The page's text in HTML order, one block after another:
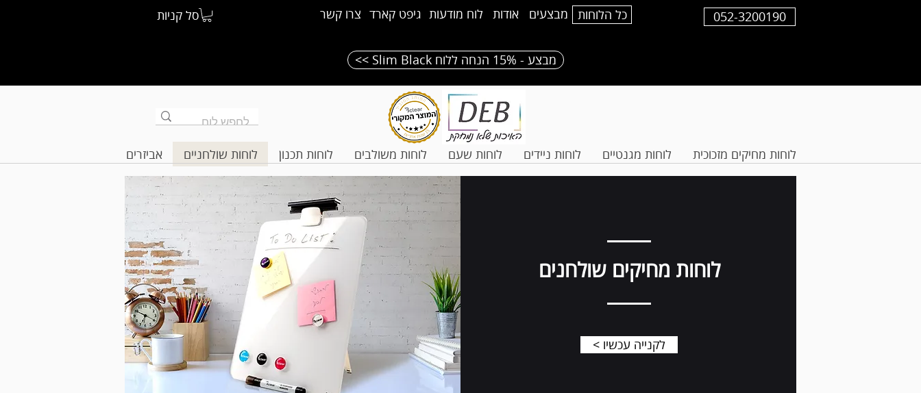
סל קניות צרו קשר לוח מודעות אודות מבצעים כל הלוחות גיפט קארד 052-3200190
<< Slim Black מבצע - 15% הנחה ללוח
לוחות מחיקים מזכוכית לוחות מגנטיים לוחות ניידים לוחות שעם לוחות משולבים לוחות תכנון לוחות שולחניים אביזרים
לוחות מחיקים שולחנים
< לקנייה עכשיו